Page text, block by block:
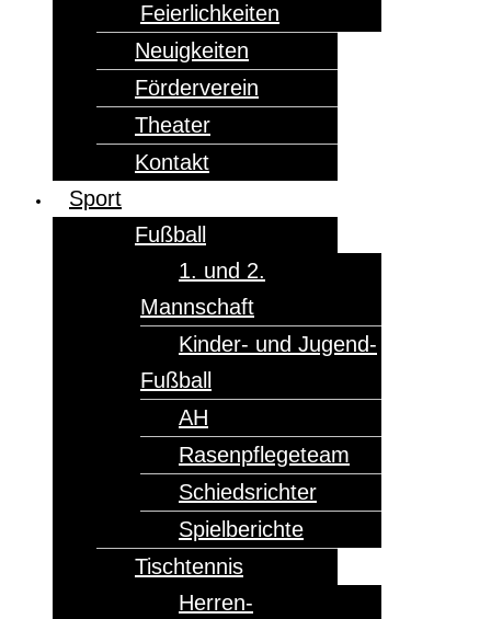
Feierlichkeiten
Neuigkeiten
Förderverein
Theater
Kontakt
Sport
Fußball
1. und 2.
Mannschaft
Kinder- und Jugend-
Fußball
AH
Rasenpflegeteam
Schiedsrichter
Spielberichte
Tischtennis
Herren-